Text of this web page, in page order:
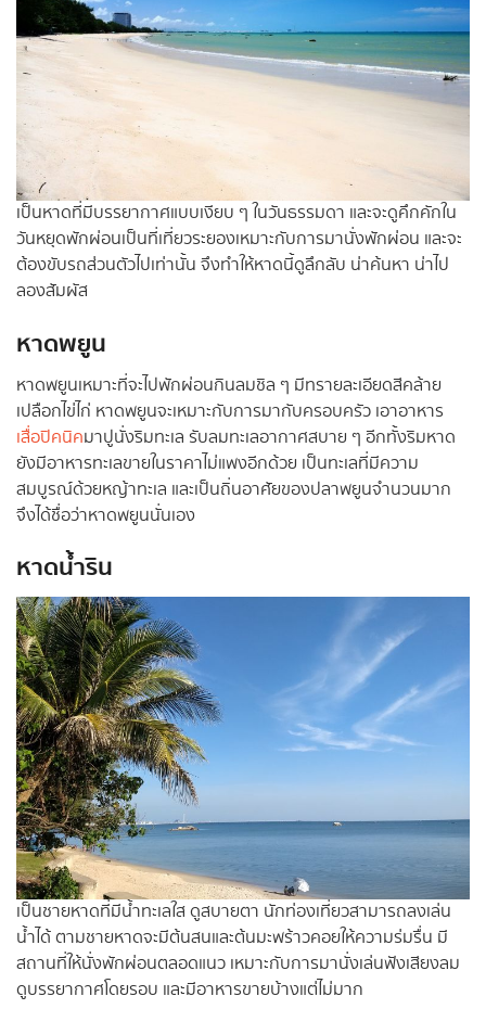
เป็นหาดที่มีบรรยากาศแบบเงียบ ๆ ในวันธรรมดา และจะดูคึกคักใน
วันหยุดพักผ่อนเป็นที่เที่ยวระยองเหมาะกับการมานั่งพักผ่อน และจะ
ต้องขับรถส่วนตัวไปเท่านั้น จึงทำให้หาดนี้ดูลึกลับ น่าค้นหา น่าไป
ลองสัมผัส
หาดพยูน
หาดพยูนเหมาะที่จะไปพักผ่อนกินลมชิล ๆ มีทรายละเอียดสีคล้าย
เปลือกไข่ไก่ หาดพยูนจะเหมาะกับการมากับครอบครัว เอาอาหาร
เสื่อปิคนิคมาปูนั่งริมทะเล รับลมทะเลอากาศสบาย ๆ อีกทั้งริมหาด
ยังมีอาหารทะเลขายในราคาไม่แพงอีกด้วย เป็นทะเลที่มีความ
สมบูรณ์ด้วยหญ้าทะเล และเป็นถิ่นอาศัยของปลาพยูนจำนวนมาก
จึงได้ชื่อว่าหาดพยูนนั่นเอง
หาดน้ำริน
เป็นชายหาดที่มีน้ำทะเลใส ดูสบายตา นักท่องเที่ยวสามารถลงเล่น
น้ำได้ ตามชายหาดจะมีต้นสนและต้นมะพร้าวคอยให้ความร่มรื่น มี
สถานที่ให้นั่งพักผ่อนตลอดแนว เหมาะกับการมานั่งเล่นฟังเสียงลม
ดูบรรยากาศโดยรอบ และมีอาหารขายบ้างแต่ไม่มาก